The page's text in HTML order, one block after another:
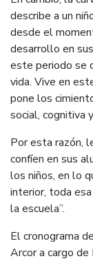
describe a un
desde el
desarrollo en
este periodo se
vida. Vive en
pone los
social, cognitiva
Por esta razón,
confíen en sus
los niños, en lo
interior, toda
la escuela”.
El cronograma
Arcor a cargo de